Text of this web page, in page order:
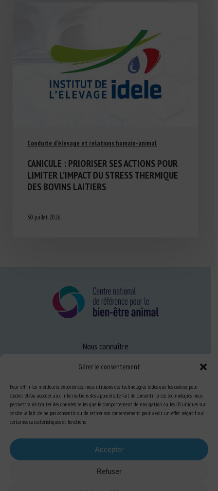
Gérer le consentement
Pour offrir les meilleures expériences, nous utilisons des technologies telles que les cookies pour
stocker et/ou accéder aux informations des appareils. Le fait de consentir à ces technologies nous
permettra de traiter des données telles que le comportement de navigation ou les ID uniques sur
ce site. Le fait de ne pas consentir ou de retirer son consentement peut avoir un effet négatif sur
certaines caractéristiques et fonctions.
Accepter
Refuser
Conduite d'élevage et relations humain-animal
CANICULE : PRIORISER SES ACTIONS POUR
LIMITER L’IMPACT DU STRESS THERMIQUE
DES BOVINS LAITIERS
30 juillet 2026
Nous connaître
Expertise
S’informer sur le BEA
Se former au BEA
Ressources